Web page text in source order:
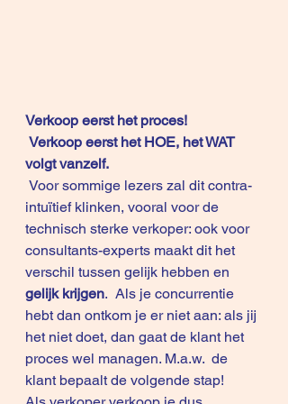
Verkoop eerst het proces!
Verkoop eerst het HOE, het WAT
volgt vanzelf.
intuïtief klinken, vooral voor de
technisch sterke verkoper: ook voor
consultants-experts maakt dit het
verschil tussen gelijk hebben en
gelijk krijgen.  Als je concurrentie
hebt dan ontkom je er niet aan: als jij
het niet doet, dan gaat de klant het
proces wel managen. M.a.w.  de
klant bepaalt de volgende stap!